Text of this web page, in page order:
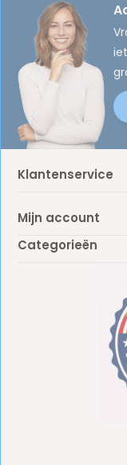
Klantenservice
Mijn account
Categorieën